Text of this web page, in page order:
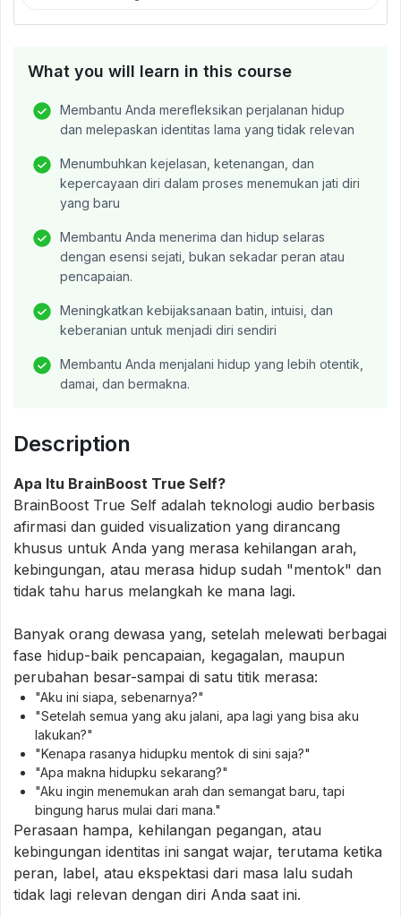
What you will learn in this course
Membantu Anda merefleksikan perjalanan hidup
dan melepaskan identitas lama yang tidak relevan
Menumbuhkan kejelasan, ketenangan, dan
kepercayaan diri dalam proses menemukan jati diri
yang baru
Membantu Anda menerima dan hidup selaras
dengan esensi sejati, bukan sekadar peran atau
pencapaian.
Meningkatkan kebijaksanaan batin, intuisi, dan
keberanian untuk menjadi diri sendiri
Membantu Anda menjalani hidup yang lebih otentik,
damai, dan bermakna.
Description
Apa Itu BrainBoost True Self?
BrainBoost True Self adalah teknologi audio berbasis
afirmasi dan guided visualization yang dirancang
khusus untuk Anda yang merasa kehilangan arah,
kebingungan, atau merasa hidup sudah "mentok" dan
tidak tahu harus melangkah ke mana lagi.
Banyak orang dewasa yang, setelah melewati berbagai
fase hidup-baik pencapaian, kegagalan, maupun
perubahan besar-sampai di satu titik merasa:
"Aku ini siapa, sebenarnya?"
"Setelah semua yang aku jalani, apa lagi yang bisa aku
lakukan?"
"Kenapa rasanya hidupku mentok di sini saja?"
"Apa makna hidupku sekarang?"
"Aku ingin menemukan arah dan semangat baru, tapi
bingung harus mulai dari mana."
Perasaan hampa, kehilangan pegangan, atau
kebingungan identitas ini sangat wajar, terutama ketika
peran, label, atau ekspektasi dari masa lalu sudah
tidak lagi relevan dengan diri Anda saat ini.